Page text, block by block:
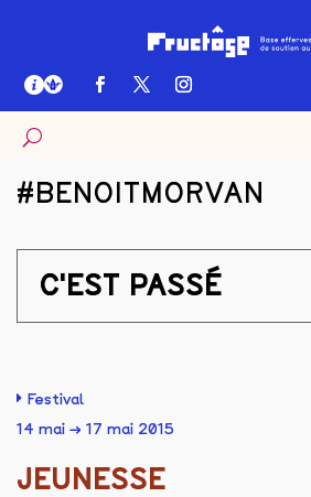
#BENOITMORVAN
C'EST PASSÉ
Festival
14 mai → 17 mai 2015
JEUNESSE